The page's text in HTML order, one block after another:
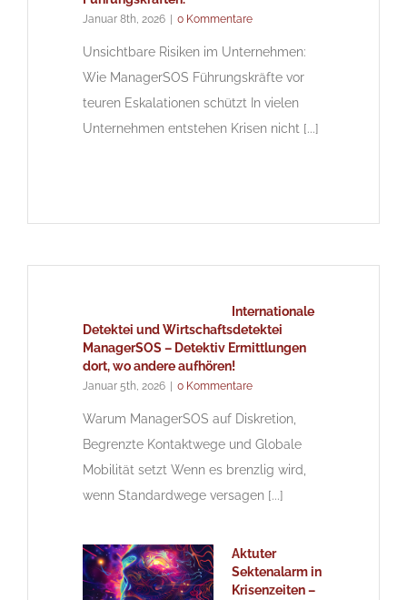
Januar 8th, 2026 0 Kommentare
Unsichtbare Risiken im Unternehmen:
Wie ManagerSOS Führungskräfte vor
teuren Eskalationen schützt In vielen
Unternehmen entstehen Krisen nicht [...]
Internationale
Detektei und Wirtschaftsdetektei
ManagerSOS – Detektiv Ermittlungen
dort, wo andere aufhören!
Januar 5th, 2026 0 Kommentare
Warum ManagerSOS auf Diskretion,
Begrenzte Kontaktwege und Globale
Mobilität setzt Wenn es brenzlig wird,
wenn Standardwege versagen [...]
Aktuter
Sektenalarm in
Krisenzeiten –